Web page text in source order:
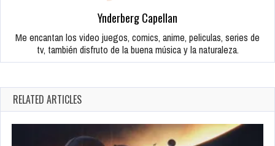
Ynderberg Capellan
Me encantan los video juegos, comics, anime, peliculas, series de
tv, también disfruto de la buena música y la naturaleza.
RELATED ARTICLES